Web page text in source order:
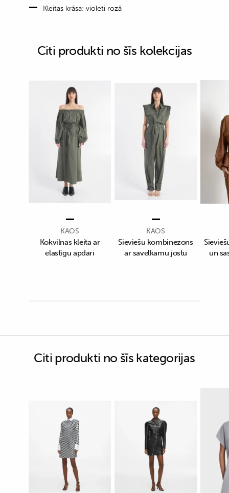
Kleitas krāsa: violeti rozā
Citi produkti no šīs kolekcijas
KAOS
Kokvilnas kleita ar
elastīgu apdari
KAOS
Sieviešu kombinezons
ar savelkamu jostu
un
Citi produkti no šīs kategorijas